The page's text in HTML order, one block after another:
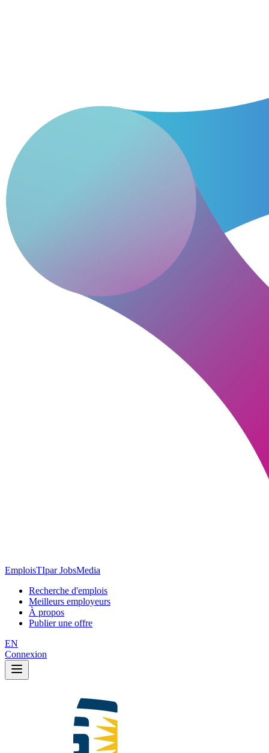
EmploisTIpar JobsMedia
Recherche d'emplois
Meilleurs employeurs
À propos
Publier une offre
EN
Connexion